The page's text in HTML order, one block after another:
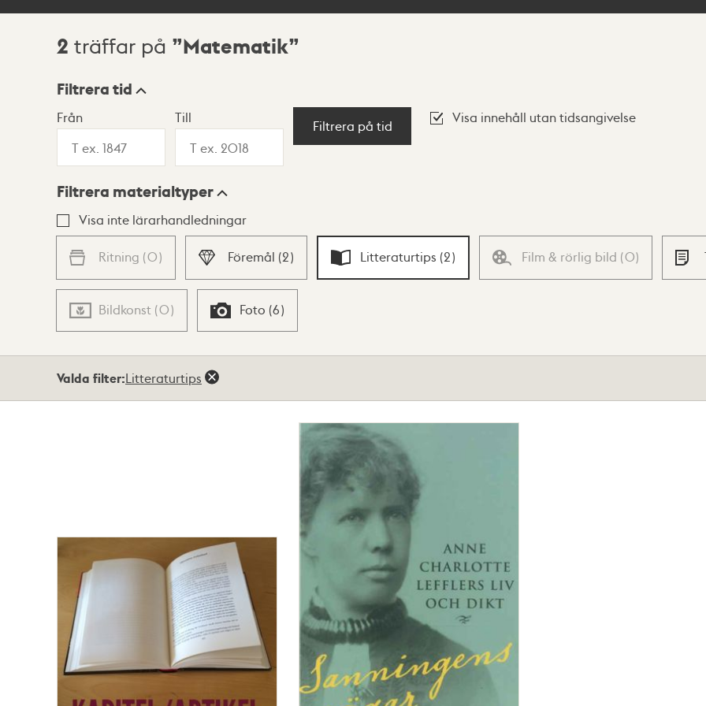
Sökresultat
2 träffar på Matematik
Visningsläge
Lista Karta
Filtrera tid
Från Till
Filtrera på tid
Visa innehåll utan tidsangivelse
Filtrera materialtyper
Visa inte lärarhandledningar
Ritning (0) Föremål (2) Litteraturtips (2) Film & rörlig bild (0)
Bildkonst (0) Foto (6)
Valda filter:Litteraturtips